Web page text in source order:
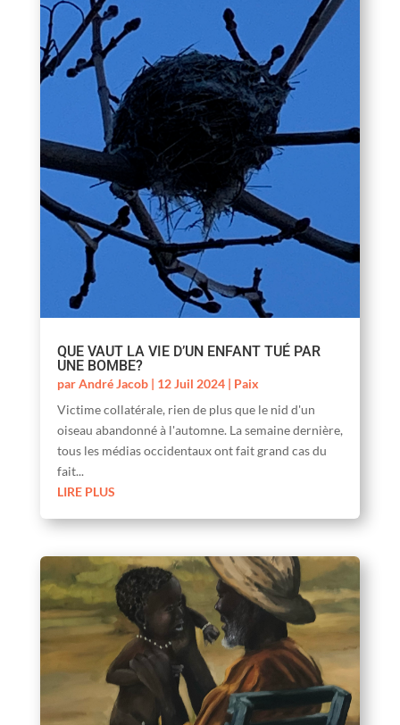
QUE VAUT LA VIE D’UN ENFANT TUÉ PAR
UNE BOMBE?
parAndré Jacob| 12 Juil 2024| Paix
Victime collatérale, rien de plus que le nid d'un
oiseau abandonné à l'automne. La semaine dernière,
tous les médias occidentaux ont fait grand cas du
fait...
LIRE PLUS